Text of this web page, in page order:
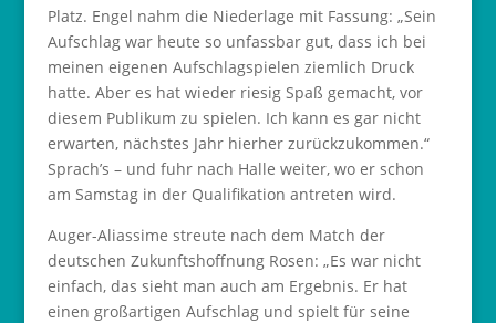
Platz. Engel nahm die Niederlage mit Fassung: „Sein
Aufschlag war heute so unfassbar gut, dass ich bei
meinen eigenen Aufschlagspielen ziemlich Druck
hatte. Aber es hat wieder riesig Spaß gemacht, vor
diesem Publikum zu spielen. Ich kann es gar nicht
erwarten, nächstes Jahr hierher zurückzukommen.“
Sprach’s – und fuhr nach Halle weiter, wo er schon
am Samstag in der Qualifikation antreten wird.
Auger-Aliassime streute nach dem Match der
deutschen Zukunftshoffnung Rosen: „Es war nicht
einfach, das sieht man auch am Ergebnis. Er hat
einen großartigen Aufschlag und spielt für seine